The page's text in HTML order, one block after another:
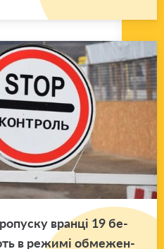
вран­ці 19 бе­
в ре­жи­мі обме­же­н­